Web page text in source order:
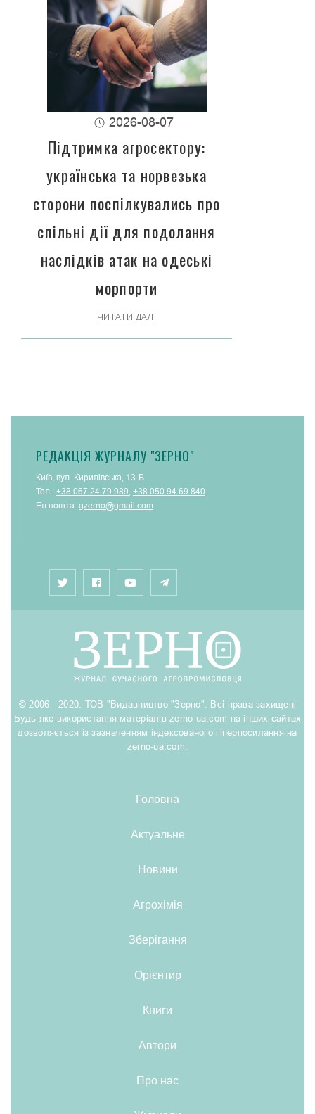
2026-08-07
Підтримка агросектору:
українська та норвезька
сторони поспілкувались про
спільні дії для подолання
наслідків атак на одеські
морпорти
ЧИТАТИ ДАЛІ
РЕДАКЦІЯ ЖУРНАЛУ "ЗЕРНО"
Київ, вул. Кирилівська, 13-Б
Тел.: +38 067 24 79 989, +38 050 94 69 840
Ел.пошта: gzerno@gmail.com
© 2006 - 2020. ТОВ "Видавництво "Зерно". Всі права захищені
Будь-яке використання матеріалів zerno-ua.com на інших сайтах
дозволяється із зазначенням індексованого гіперпосилання на
zerno-ua.com.
Головна
Актуальне
Новини
Агрохімія
Зберігання
Орієнтир
Книги
Автори
Про нас